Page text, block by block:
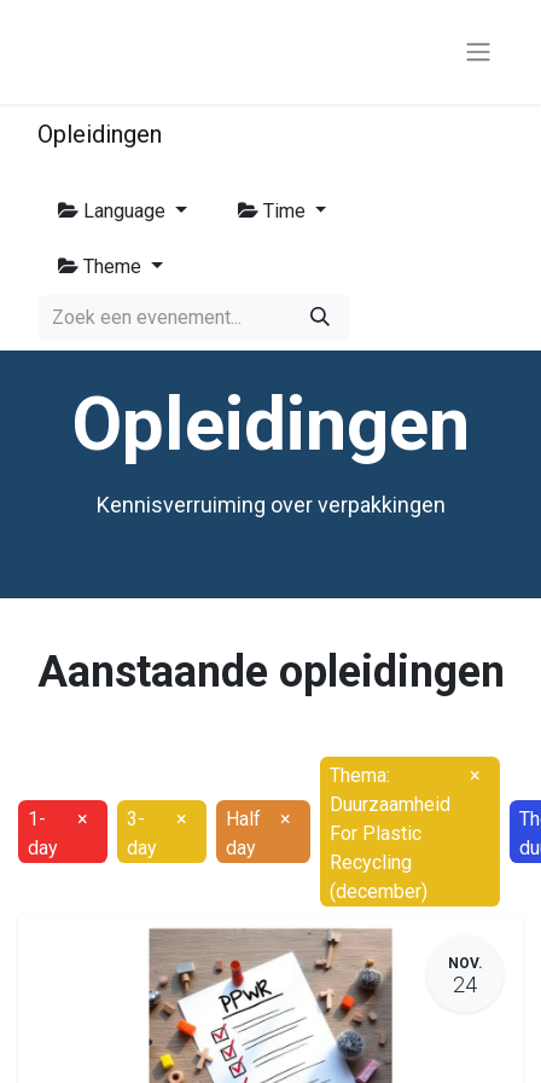
Opleidingen
Language Time
Theme
Opleidingen
Kennisverruiming over verpakkingen
Aanstaande opleidingen
1-
day
×
3-
day
×
Half
day
×
Thema:
Duurzaamheid
For Plastic
Recycling
(december)
×
NOV.
24